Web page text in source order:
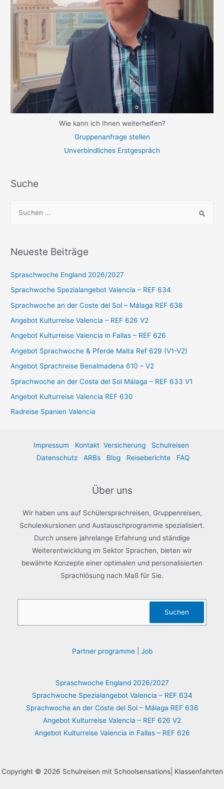
Wie kann ich Ihnen weiterhelfen?
Gruppenanfrage stellen
Unverbindliches Erstgespräch
Suche
h
n
n
a
Neueste Beiträge
Spraschwoche England 2026/2027
Sprachwoche Spezialangebot Valencia – REF 634
Sprachwoche an der Coste del Sol – Málaga REF 636
Angebot Kulturreise Valencia – REF 626 V2
Angebot Kulturreise Valencia in Fallas – REF 626
Angebot Sprachwoche & Pferde Malta Ref 629 (V1-V2)
Angebot Sprachreise Benalmadena 610 – V2
Sprachwoche an der Costa del Sol Málaga – REF 633 V1
Angebot Kulturreise Valencia REF 630
Radreise Spanien Valencia
Impressum Kontakt Versicherung
Schulreisen
Datenschutz
ARBs Blog Reiseberichte FAQ
Über uns
Wir haben uns auf Schülersprachreisen, Gruppenreisen,
Schulexkursionen und Austauschprogramme spezialisiert.
Durch unsere jahrelange Erfahrung und ständige
Weiterentwicklung im Sektor Sprachen, bieten wir
bewährte Konzepte einer optimalen und personalisierten
Sprachlösung nach Maß für Sie.
Suchen
Partner programme| Job
Spraschwoche England 2026/2027
Sprachwoche Spezialangebot Valencia – REF 634
Sprachwoche an der Coste del Sol – Málaga REF 636
Angebot Kulturreise Valencia – REF 626 V2
Angebot Kulturreise Valencia in Fallas – REF 626
Copyright © 2026 Schulreisen mit Schoolsensations| Klassenfahrten